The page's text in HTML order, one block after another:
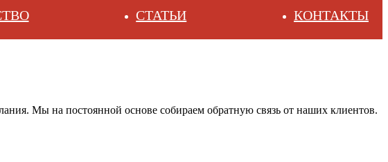
СТАТЬИ КОНТАКТЫ
Мы на постоянной основе собираем обратную связь от наших клиентов.